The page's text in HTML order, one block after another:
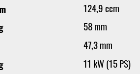
124,9 ccm
58 mm
47,3 mm
11 kW (15 PS)